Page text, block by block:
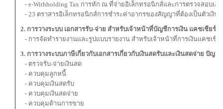
- e-Withholding Tax การหัก ณ ที่จ่ายอิเล็กทรอนิกส์และการตรวจสอบเอ
- 23 ตราสารอิเล็กทรอนิกส์การชำระค่าอากรของสัญญาที่ต้องเป็นตัวเงิน
2. การวางระบบ เอกสารรับ-จ่าย สำหรับเจ้าหน้าที่บัญชีการเงิน แคชเชียร์
- การจัดทำรายงานและรูปแบบรายงาน สำหรับเจ้าหน้าที่การเงินแคชเชีย
3. การวางระบบภาษีเกี่ยวกับเอกสารเกี่ยวกับเงินสดรับและเงินสดจ่าย ปัญ
- ตรวจรับ-จ่ายเงินสด
- ควบคุมลูกหนี้
- ควบคุมเงินสดรับ
- ควบคุมเงินสดจ่าย
- ควบคุมด้านการขาย